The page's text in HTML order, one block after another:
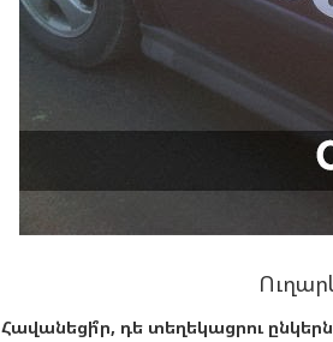
Հավանեցի՞ր, դե տեղեկացրու